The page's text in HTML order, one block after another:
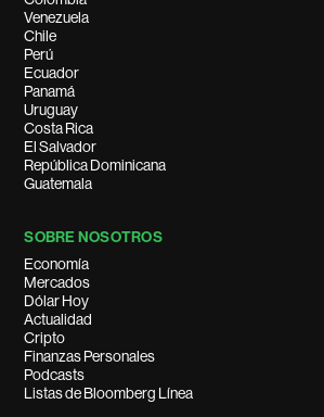
Venezuela
Chile
Perú
Ecuador
Panamá
Uruguay
Costa Rica
El Salvador
República Dominicana
Guatemala
SOBRE NOSOTROS
Economía
Mercados
Dólar Hoy
Actualidad
Cripto
Finanzas Personales
Podcasts
Listas de Bloomberg Línea